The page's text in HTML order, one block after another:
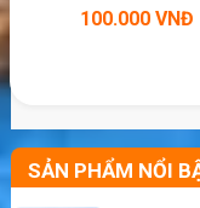
100.000 VNĐ
SẢN PHẨM NỔI